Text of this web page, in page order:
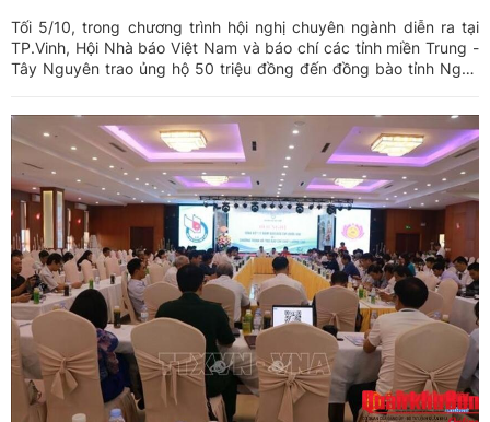
Tối 5/10, trong chương trình hội nghị chuyên ngành diễn ra tại
TP.Vinh, Hội Nhà báo Việt Nam và báo chí các tỉnh miền Trung -
Tây Nguyên trao ủng hộ 50 triệu đồng đến đồng bào tỉnh Nghệ